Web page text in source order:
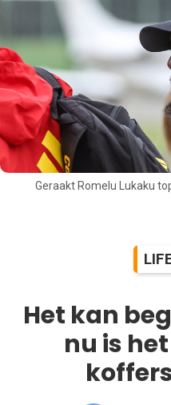
Geraakt Romelu Lukaku
Het kan
nu is